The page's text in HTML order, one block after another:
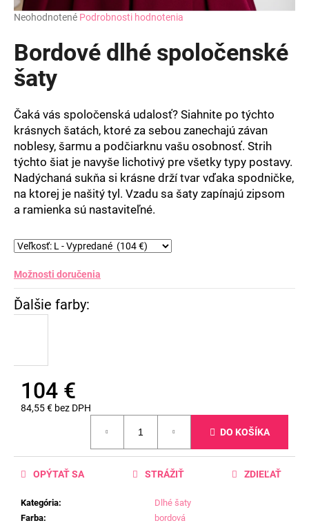
Priemerné
produktu
je
0,0
z
hviezdičiek.
Neohodnotené Podrobnosti hodnotenia
Bordové dlhé spoločenské
šaty
Čaká vás spoločenská udalosť? Siahnite po týchto
krásnych šatách, ktoré za sebou zanechajú závan
noblesy, šarmu a podčiarknu vašu osobnosť. Strih
týchto šiat je navyše lichotivý pre všetky typy postavy.
Nadýchaná sukňa si krásne drží tvar vďaka spodničke,
na ktorej je našitý tyl. Vzadu sa šaty zapínajú zipsom
a ramienka sú nastaviteľné.
Možnosti doručenia
104 €
84,55 € bez DPH
DO KOŠÍKA
Kategória:
Dlhé šaty
Farba:
bordová
OPÝTAŤ SA STRÁŽIŤ ZDIEĽAŤ